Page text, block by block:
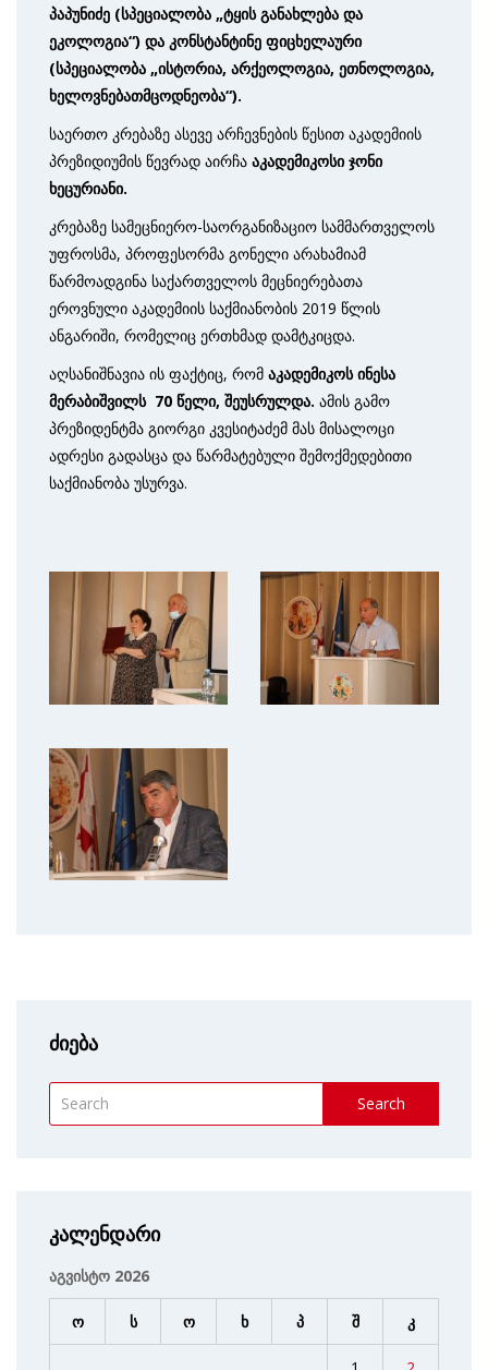
პაპუნიძე (სპეციალობა „ტყის განახლება და
ეკოლოგია“) და კონსტანტინე ფიცხელაური
(სპეციალობა „ისტორია, არქეოლოგია, ეთნოლოგია,
ხელოვნებათმცოდნეობა“).
საერთო კრებაზე ასევე არჩევნების წესით აკადემიის
პრეზიდიუმის წევრად აირჩა აკადემიკოსი ჯონი
ხეცურიანი.
კრებაზე სამეცნიერო-საორგანიზაციო სამმართველოს
უფროსმა, პროფესორმა გონელი არახამიამ
წარმოადგინა საქართველოს მეცნიერებათა
ეროვნული აკადემიის საქმიანობის 2019 წლის
ანგარიში, რომელიც ერთხმად დამტკიცდა.
აღსანიშნავია ის ფაქტიც, რომ აკადემიკოს ინესა
მერაბიშვილს 70 წელი, შეუსრულდა. ამის გამო
პრეზიდენტმა გიორგი კვესიტაძემ მას მისალოცი
ადრესი გადასცა და წარმატებული შემოქმედებითი
საქმიანობა უსურვა.
ძიება
Search
კალენდარი
აგვისტო 2026
ო ს ო ხ პ შ კ